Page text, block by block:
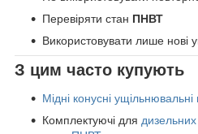
Перевіряти стан ПНВТ
Використовувати лише нові
З цим часто купують
Мідні конусні
Комплектуючі для